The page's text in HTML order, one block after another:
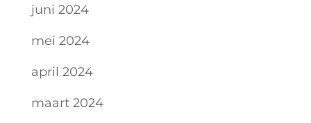
juni 2024
mei 2024
april 2024
maart 2024